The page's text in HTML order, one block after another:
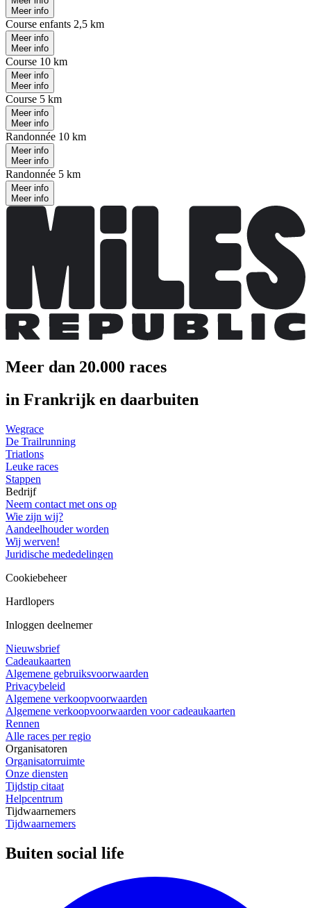
Meer info
Course enfants 2,5 km
Meer info
Meer info
Course 10 km
Meer info
Meer info
Course 5 km
Meer info
Meer info
Randonnée 10 km
Meer info
Meer info
Randonnée 5 km
Meer info
Meer info
Meer dan 20.000 races
in Frankrijk en daarbuiten
Wegrace
De Trailrunning
Triatlons
Leuke races
Stappen
Bedrijf
Neem contact met ons op
Wie zijn wij?
Aandeelhouder worden
Wij werven!
Juridische mededelingen
Cookiebeheer
Hardlopers
Inloggen deelnemer
Nieuwsbrief
Cadeaukaarten
Algemene gebruiksvoorwaarden
Privacybeleid
Algemene verkoopvoorwaarden
Algemene verkoopvoorwaarden voor cadeaukaarten
Rennen
Alle races per regio
Organisatoren
Organisatorruimte
Onze diensten
Tijdstip citaat
Helpcentrum
Tijdwaarnemers
Tijdwaarnemers
Buiten social life